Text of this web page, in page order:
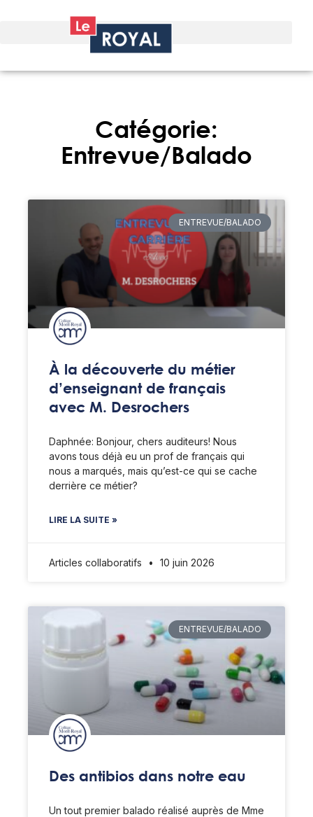
Catégorie:
Entrevue/Balado
ENTREVUE/BALADO
À la découverte du métier
d’enseignant de français
avec M. Desrochers
Daphnée: Bonjour, chers auditeurs! Nous
avons tous déjà eu un prof de français qui
nous a marqués, mais qu’est-ce qui se cache
derrière ce métier?
LIRE LA SUITE »
Articles collaboratifs 10 juin 2026
ENTREVUE/BALADO
Des antibios dans notre eau
Un tout premier balado réalisé auprès de Mme